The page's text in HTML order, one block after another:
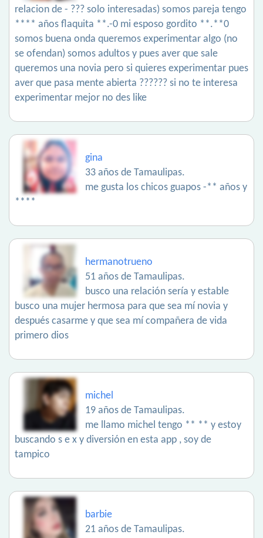
relacion de - ??? solo interesadas) somos pareja tengo
**** años flaquita **.-0 mi esposo gordito **.**0
somos buena onda queremos experimentar algo (no
se ofendan) somos adultos y pues aver que sale
queremos una novia pero si quieres experimentar pues
aver que pasa mente abierta ?????? si no te interesa
experimentar mejor no des like
gina
33 años de Tamaulipas.
me gusta los chicos guapos -** años y
****
hermanotrueno
51 años de Tamaulipas.
busco una relación sería y estable
busco una mujer hermosa para que sea mí novia y
después casarme y que sea mí compañera de vida
primero dios
michel
19 años de Tamaulipas.
me llamo michel tengo ** ** y estoy
buscando s e x y diversión en esta app , soy de
tampico
barbie
21 años de Tamaulipas.